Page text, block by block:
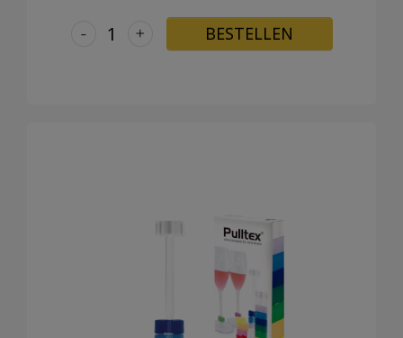
+
- BESTELLEN